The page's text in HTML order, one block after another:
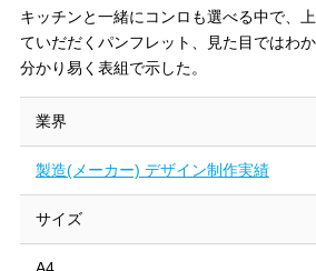
キッチンと一緒にコンロも選べる中で、
ていだだくパンフレット、見た目ではわ
分かり易く表組で示した。
業界
製造(メーカー) デザイン制作実績
サイズ
A4